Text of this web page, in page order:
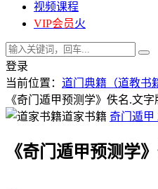
视频课程
VIP会员火
登录
当前位置： 道门典籍（道教书
《奇门遁甲预测学》佚名.文字
道家书籍 奇门遁甲
《奇门遁甲预测学